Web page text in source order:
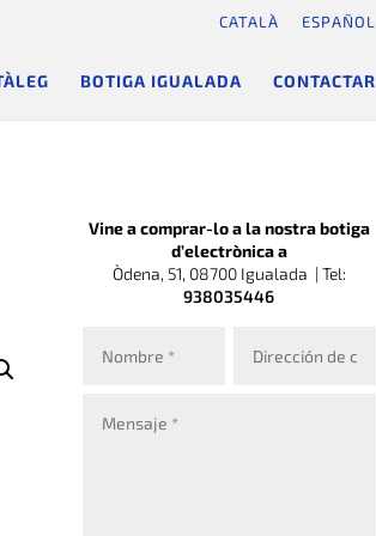
CATALÀ ESPAÑOL
BOTIGA IGUALADA CONTACTAR
Vine a comprar-lo a la nostra botiga
d’electrònica a
Òdena, 51, 08700 Igualada | Tel:
938035446